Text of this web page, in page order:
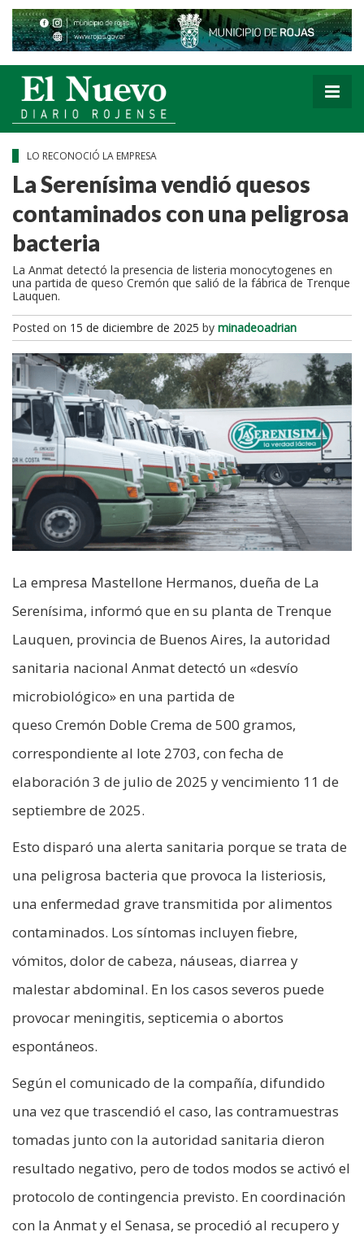
LO RECONOCIÓ LA EMPRESA
La Serenísima vendió quesos
contaminados con una peligrosa
bacteria
La Anmat detectó la presencia de listeria monocytogenes en
una partida de queso Cremón que salió de la fábrica de Trenque
Lauquen.
Posted on 15 de diciembre de 2025 by minadeoadrian
La empresa Mastellone Hermanos, dueña de La
Serenísima, informó que en su planta de Trenque
Lauquen, provincia de Buenos Aires, la autoridad
sanitaria nacional Anmat detectó un «desvío
microbiológico» en una partida de
queso Cremón Doble Crema de 500 gramos,
correspondiente al lote 2703, con fecha de
elaboración 3 de julio de 2025 y vencimiento 11 de
septiembre de 2025.
Esto disparó una alerta sanitaria porque se trata de
una peligrosa bacteria que provoca la listeriosis,
una enfermedad grave transmitida por alimentos
contaminados. Los síntomas incluyen fiebre,
vómitos, dolor de cabeza, náuseas, diarrea y
malestar abdominal. En los casos severos puede
provocar meningitis, septicemia o abortos
espontáneos.
Según el comunicado de la compañía, difundido
una vez que trascendió el caso, las contramuestras
tomadas junto con la autoridad sanitaria dieron
resultado negativo, pero de todos modos se activó el
protocolo de contingencia previsto. En coordinación
con la Anmat y el Senasa, se procedió al recupero y